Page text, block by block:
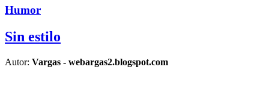
Humor
Sin estilo
Autor: Vargas - webargas2.blogspot.com